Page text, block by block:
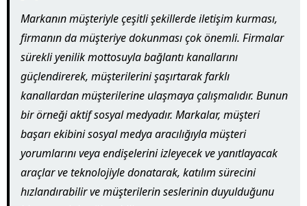
Markanın müşteriyle çeşitli şekillerde iletişim kurması,
firmanın da müşteriye dokunması çok önemli. Firmalar
sürekli yenilik mottosuyla bağlantı kanallarını
güçlendirerek, müşterilerini şaşırtarak farklı
kanallardan müşterilerine ulaşmaya çalışmalıdır. Bunun
bir örneği aktif sosyal medyadır. Markalar, müşteri
başarı ekibini sosyal medya aracılığıyla müşteri
yorumlarını veya endişelerini izleyecek ve yanıtlayacak
araçlar ve teknolojiyle donatarak, katılım sürecini
hızlandırabilir ve müşterilerin seslerinin duyulduğunu